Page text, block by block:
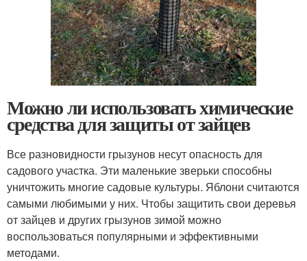
Можно ли использовать химические
средства для защиты от зайцев
Все разновидности грызунов несут опасность для
садового участка. Эти маленькие зверьки способны
уничтожить многие садовые культуры. Яблони считаются
самыми любимыми у них. Чтобы защитить свои деревья
от зайцев и других грызунов зимой можно
воспользоваться популярными и эффективными
методами.